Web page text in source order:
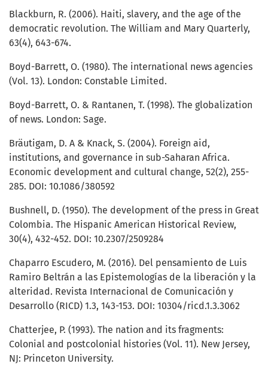
Blackburn, R. (2006). Haiti, slavery, and the age of the
democratic revolution. The William and Mary Quarterly,
63(4), 643-674.
Boyd-Barrett, O. (1980). The international news agencies
(Vol. 13). London: Constable Limited.
Boyd-Barrett, O. & Rantanen, T. (1998). The globalization
of news. London: Sage.
Bräutigam, D. A & Knack, S. (2004). Foreign aid,
institutions, and governance in sub-Saharan Africa.
Economic development and cultural change, 52(2), 255-
285. DOI: 10.1086/380592
Bushnell, D. (1950). The development of the press in Great
Colombia. The Hispanic American Historical Review,
30(4), 432-452. DOI: 10.2307/2509284
Chaparro Escudero, M. (2016). Del pensamiento de Luis
Ramiro Beltrán a las Epistemologías de la liberación y la
alteridad. Revista Internacional de Comunicación y
Desarrollo (RICD) 1.3, 143-153. DOI: 10304/ricd.1.3.3062
Chatterjee, P. (1993). The nation and its fragments:
Colonial and postcolonial histories (Vol. 11). New Jersey,
NJ: Princeton University.